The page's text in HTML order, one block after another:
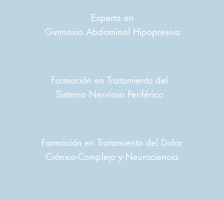
Experta en
Gimnasia Abdominal Hipopresiva
Formación en Tratamiento del
Sistema Nervioso Periférico
Formación en Tratamiento del Dolor
Crónico-Complejo y Neurociencia